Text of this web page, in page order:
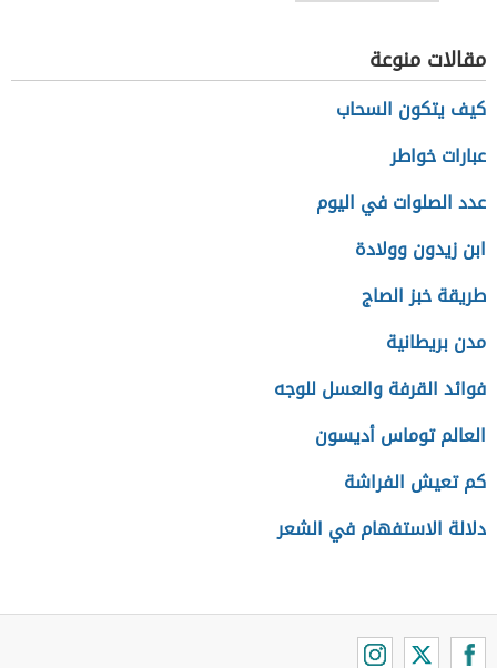
مقالات منوعة
كيف يتكون السحاب
عبارات خواطر
عدد الصلوات في اليوم
ابن زيدون وولادة
طريقة خبز الصاج
مدن بريطانية
فوائد القرفة والعسل للوجه
العالم توماس أديسون
كم تعيش الفراشة
دلالة الاستفهام في الشعر